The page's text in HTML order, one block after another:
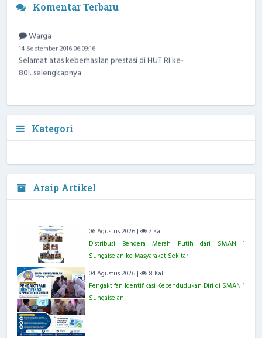
Komentar Terbaru
Warga
14 September 2016 06:09:16
Selamat atas keberhasilan prestasi di HUT RI ke-
80!... selengkapnya
Kategori
Arsip Artikel
06 Agustus 2026 |
7 Kali
Distribusi Bendera Merah Putih dari SMAN 1
Sungaiselan ke Masyarakat Sekitar
04 Agustus 2026 |
8 Kali
Pengaktifan Identifikasi Kependudukan Diri di SMAN 1
Sungaiselan